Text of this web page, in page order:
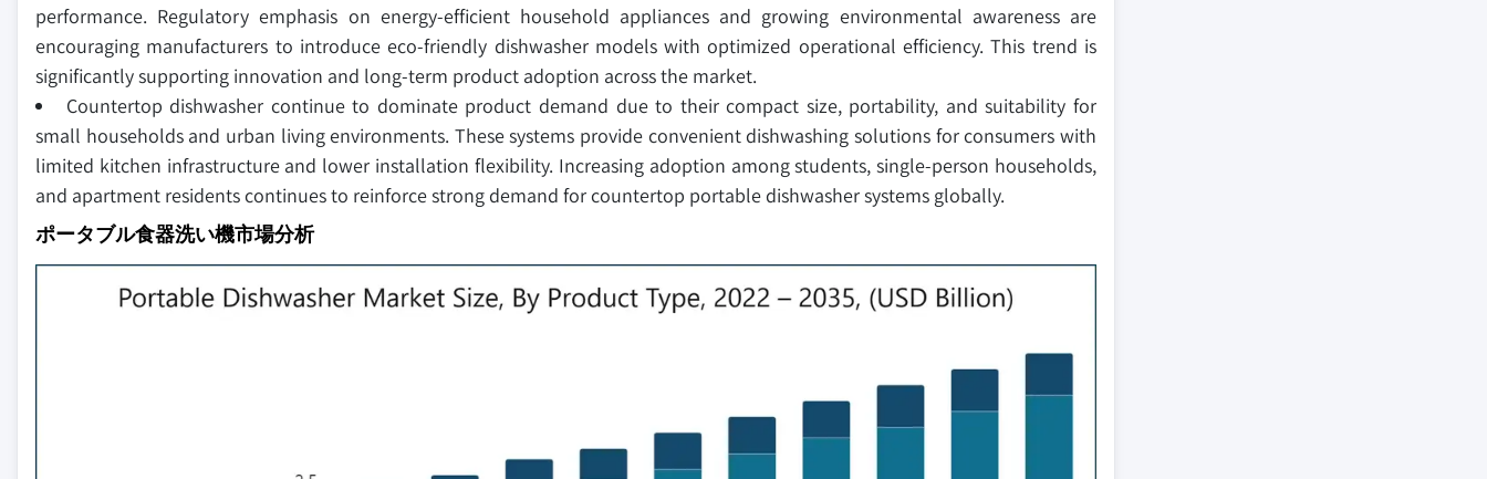
performance. Regulatory emphasis on energy-efficient household appliances and growing environmental awareness are
encouraging manufacturers to introduce eco-friendly dishwasher models with optimized operational efficiency. This trend is
significantly supporting innovation and long-term product adoption across the market.
Countertop dishwasher continue to dominate product demand due to their compact size, portability, and suitability for
small households and urban living environments. These systems provide convenient dishwashing solutions for consumers with
limited kitchen infrastructure and lower installation flexibility. Increasing adoption among students, single-person households,
and apartment residents continues to reinforce strong demand for countertop portable dishwasher systems globally.
ポータブル食器洗い機市場分析